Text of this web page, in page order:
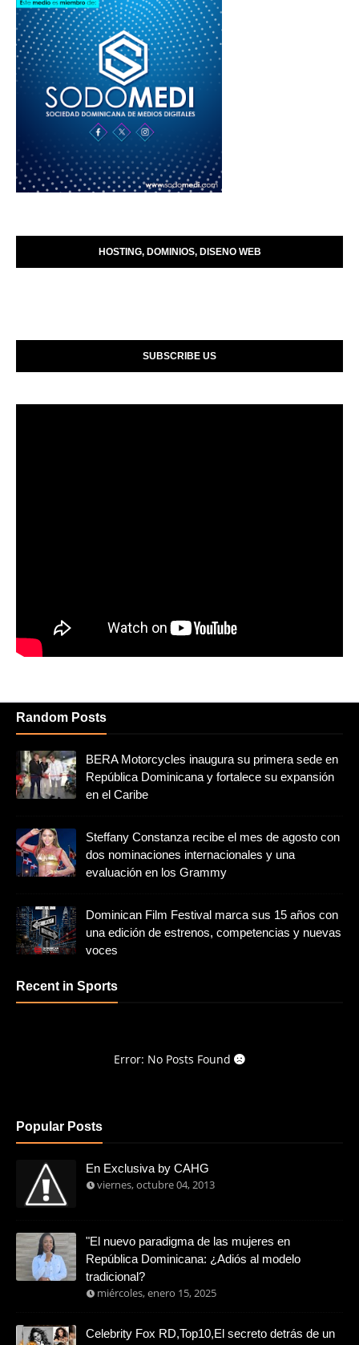
HOSTING, DOMINIOS, DISENO WEB
SUBSCRIBE US
Random Posts
BERA Motorcycles inaugura su primera sede en
República Dominicana y fortalece su expansión
en el Caribe
Steffany Constanza recibe el mes de agosto con
dos nominaciones internacionales y una
evaluación en los Grammy
Dominican Film Festival marca sus 15 años con
una edición de estrenos, competencias y nuevas
voces
Recent in Sports
Error: No Posts Found
Popular Posts
En Exclusiva by CAHG
viernes, octubre 04, 2013
"El nuevo paradigma de las mujeres en
República Dominicana: ¿Adiós al modelo
tradicional?
miércoles, enero 15, 2025
Celebrity Fox RD,Top10,El secreto detrás de un